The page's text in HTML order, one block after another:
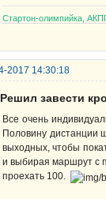
Стартон-олимпийка,
2017 14:30:18
завести
Все очень
Половину дистанции
выходных, чтобы
и выбирая маршрут с
проехать 100.